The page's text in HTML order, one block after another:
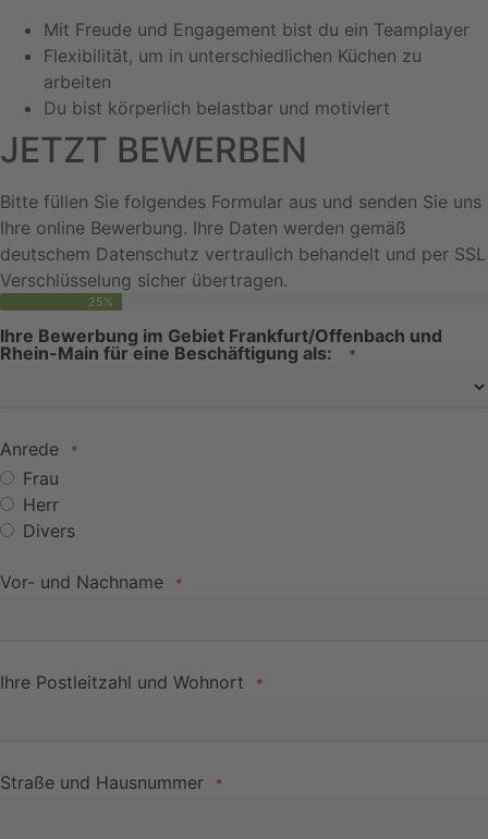
Mit Freude und Engagement bist du ein Teamplayer
Flexibilität, um in unterschiedlichen Küchen zu
arbeiten
Du bist körperlich belastbar und motiviert
JETZT BEWERBEN
Bitte füllen Sie folgendes Formular aus und senden Sie uns
Ihre online Bewerbung. Ihre Daten werden gemäß
deutschem Datenschutz vertraulich behandelt und per SSL
Verschlüsselung sicher übertragen.
25%
Ihre Bewerbung im Gebiet Frankfurt/Offenbach und
Rhein-Main für eine Beschäftigung als:
*
Anrede *
Frau
Herr
Divers
Vor- und Nachname *
Ihre Postleitzahl und Wohnort *
Straße und Hausnummer *